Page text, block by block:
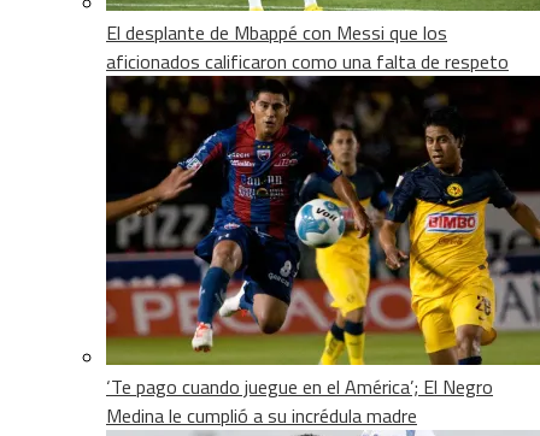
El desplante de Mbappé con Messi que los
aficionados calificaron como una falta de respeto
‘Te pago cuando juegue en el América’; El Negro
Medina le cumplió a su incrédula madre